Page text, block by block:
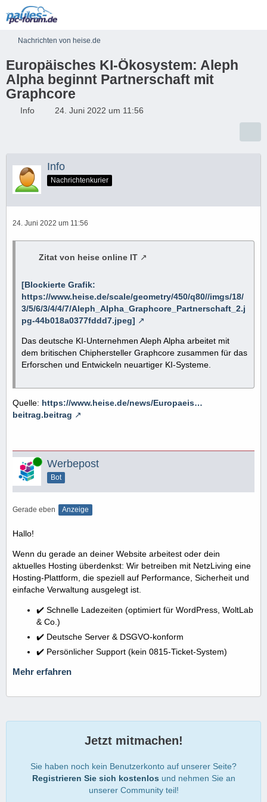
Nachrichten von heise.de
Europäisches KI-Ökosystem: Aleph
Alpha beginnt Partnerschaft mit
Graphcore
Info 24. Juni 2022 um 11:56
Info
Nachrichtenkurier
24. Juni 2022 um 11:56
Zitat von heise online IT
[Blockierte Grafik:
https://www.heise.de/scale/geometry/450/q80//imgs/18/
3/5/6/3/4/4/7/Aleph_Alpha_Graphcore_Partnerschaft_2.j
pg-44b018a0377fddd7.jpeg]
Das deutsche KI-Unternehmen Aleph Alpha arbeitet mit
dem britischen Chiphersteller Graphcore zusammen für das
Erforschen und Entwickeln neuartiger KI-Systeme.
Quelle: https://www.heise.de/news/Europaeis…
beitrag.beitrag
Online Werbepost
Bot
Gerade eben Anzeige
Hallo!
Wenn du gerade an deiner Website arbeitest oder dein
aktuelles Hosting überdenkst: Wir betreiben mit NetzLiving eine
Hosting-Plattform, die speziell auf Performance, Sicherheit und
einfache Verwaltung ausgelegt ist.
✔️ Schnelle Ladezeiten (optimiert für WordPress, WoltLab
& Co.)
✔️ Deutsche Server & DSGVO-konform
✔️ Persönlicher Support (kein 0815-Ticket-System)
Mehr erfahren
Jetzt mitmachen!
Sie haben noch kein Benutzerkonto auf unserer Seite?
Registrieren Sie sich kostenlos und nehmen Sie an
unserer Community teil!